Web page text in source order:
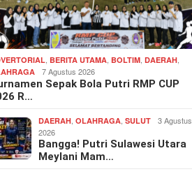
, BERITA UTAMA, BOLTIM,DAERAH,
7 Agustus 2026
Sepak Bola Putri RMP CUP
R…
DAERAH,OLAHRAGA,SULUT
3 Agustus
2026
Bangga! Putri Sulawesi Utara
Meylani Mam…